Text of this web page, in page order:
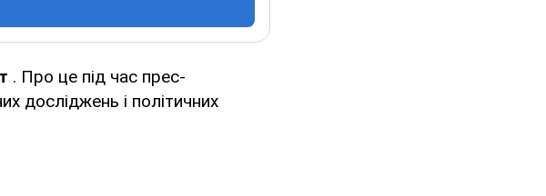
. Про це під час прес-
досліджень і політичних